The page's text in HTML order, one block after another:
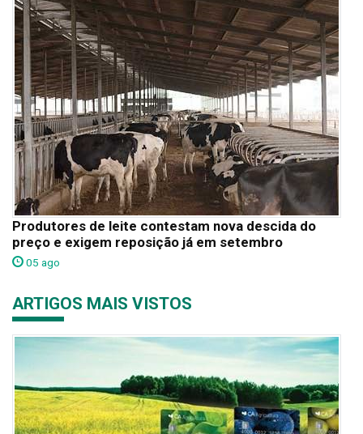
Produtores de leite contestam nova descida do
preço e exigem reposição já em setembro
05 ago
ARTIGOS MAIS VISTOS